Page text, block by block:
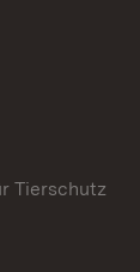
Tierschutz